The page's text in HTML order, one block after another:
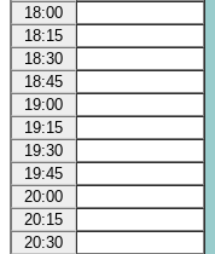
18:00
18:15
18:30
18:45
19:00
19:15
19:30
19:45
20:00
20:15
20:30